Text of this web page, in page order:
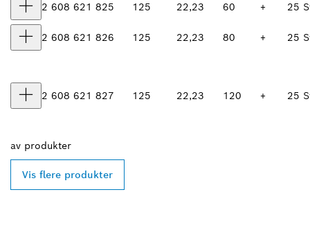
2 608 621 825 125 22,23 60 + 25
2 608 621 826 125 22,23 80 + 25
2 608 621 827 125 22,23 120 + 25
av produkter
Vis flere produkter